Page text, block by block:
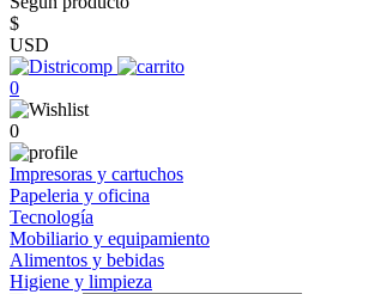
$
USD
0
0
Impresoras y cartuchos
Papeleria y oficina
Tecnología
Mobiliario y equipamiento
Alimentos y bebidas
Higiene y limpieza